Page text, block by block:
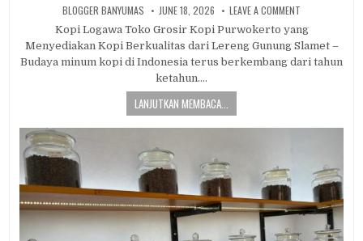
AUTHOR:
BLOGGER BANYUMAS PUBLISHED DATE:
JUNE 18, 2026 LEAVE A COMMENT
Kopi Logawa Toko Grosir Kopi Purwokerto yang
Menyediakan Kopi Berkualitas dari Lereng Gunung Slamet –
Budaya minum kopi di Indonesia terus berkembang dari tahun
ketahun….
LANJUTKAN MEMBACA...